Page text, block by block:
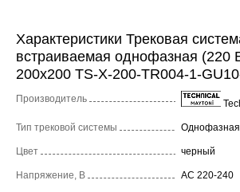
Характеристики Трековая
встраиваемая однофазная (220
200x200 TS-X-200-TR004-1-
Производитель
Тип трековой системы Однофазная
Цвет черный
Напряжение, В AC 220-240